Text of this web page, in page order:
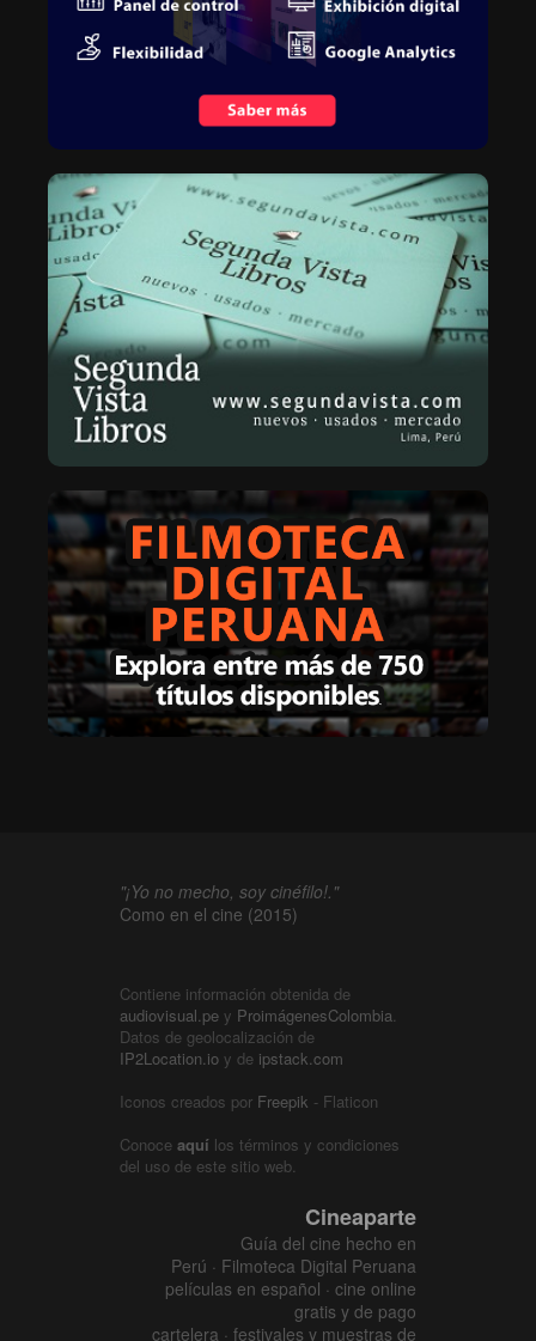
"¡Yo no mecho, soy cinéfilo!."
Como en el cine (2015)
Contiene información obtenida de
audiovisual.pe y ProimágenesColombia.
Datos de geolocalización de
IP2Location.io y de ipstack.com
Iconos creados por Freepik - Flaticon
Conoce aquí los términos y condiciones
del uso de este sitio web.
Cineaparte
Guía del cine hecho en
Perú · Filmoteca Digital Peruana
películas en español · cine online
gratis y de pago
cartelera · festivales y muestras de